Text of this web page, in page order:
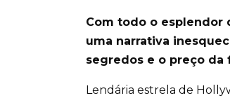
Com todo o esplendor
uma narrativa
segredos e o preço da
Lendária estrela de